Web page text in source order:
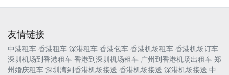
友情链接
中港租车 香港租车 深港租车 香港包车 香港机场租车 香港机场订车
深圳机场到香港租车 香港到深圳机场租车 广州到香港机场出租车 郑
州婚庆租车 深圳湾到香港机场接送 香港机场接送 深港机场接送 中